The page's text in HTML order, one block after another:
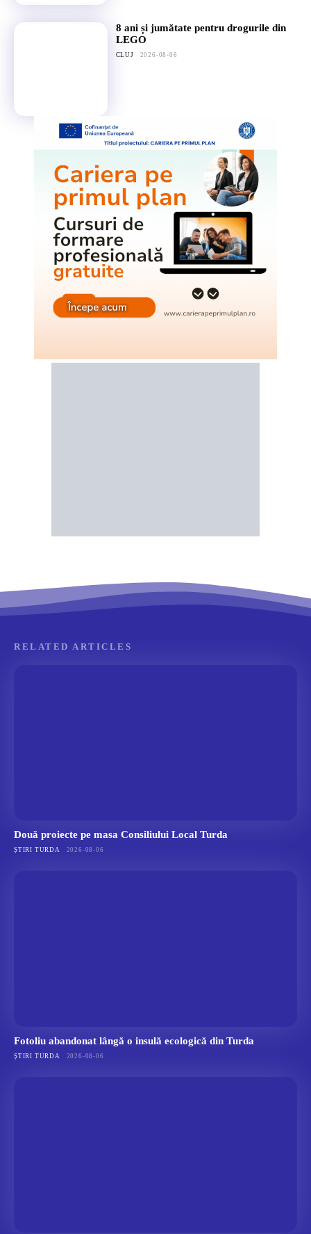
8 ani și jumătate pentru drogurile din
LEGO
CLUJ 2026-08-06
RELATED ARTICLES
Două proiecte pe masa Consiliului Local Turda
ȘTIRI TURDA 2026-08-06
Fotoliu abandonat lângă o insulă ecologică din Turda
ȘTIRI TURDA 2026-08-06